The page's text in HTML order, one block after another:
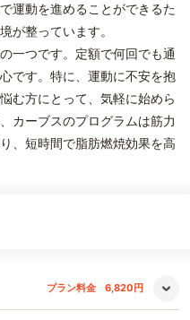
運動を進めることができるた
が整っています。
一つです。定額で何回でも通
です。特に、運動に不安を抱
む方にとって、気軽に始めら
カーブスのプログラムは筋力
、短時間で脂肪燃焼効果を高
プラン料金 6,820円